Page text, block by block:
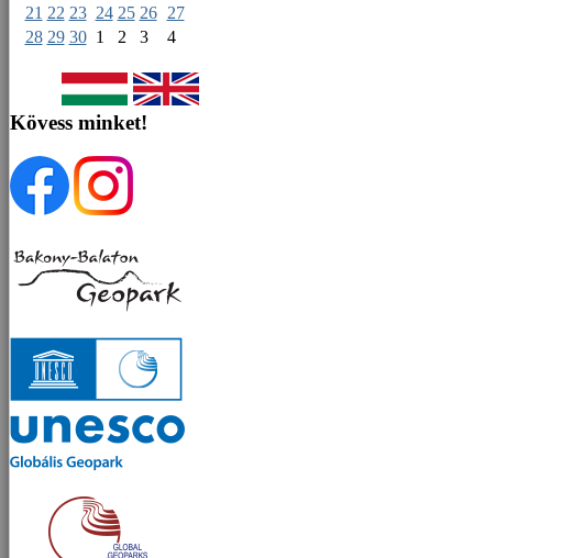
21 22 23 24 25 26
27
28 29 30 1 2 3 4
Kövess minket!